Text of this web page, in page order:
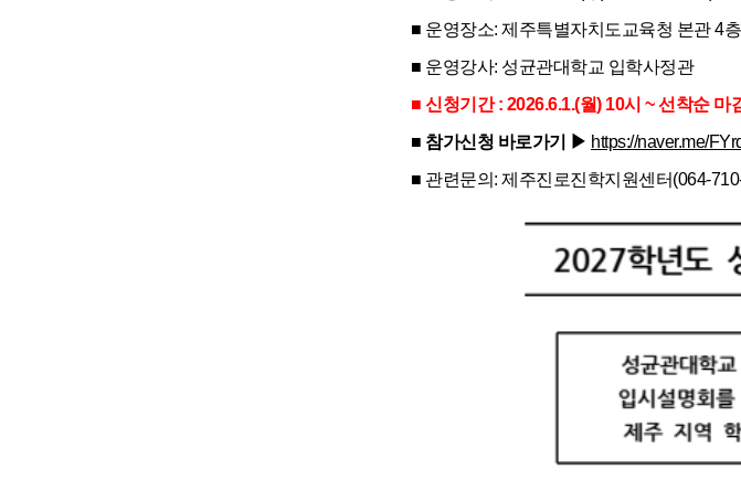
■ 운영장소: 제주특별자치도교육청 본관 4
■ 운영강사: 성균관대학교 입학사정관
■ 신청기간 : 2026.6.1.(월) 10시 ~ 선착순 마
■ 참가신청 바로가기 ▶ https://naver.me/
■ 관련문의: 제주진로진학지원센터(064-